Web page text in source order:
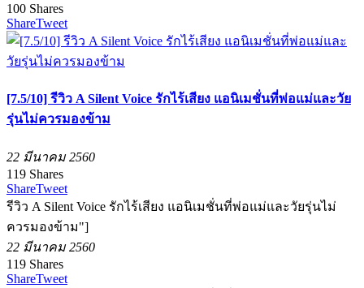
100 Shares
ShareTweet
[7.5/10] รีวิว A Silent Voice รักไร้เสียง แอนิเมชั่นที่พ่อแม่และวัย
รุ่นไม่ควรมองข้าม
22 มีนาคม 2560
119 Shares
ShareTweet
รีวิว A Silent Voice รักไร้เสียง แอนิเมชั่นที่พ่อแม่และวัยรุ่นไม่
ควรมองข้าม"]
22 มีนาคม 2560
119 Shares
ShareTweet